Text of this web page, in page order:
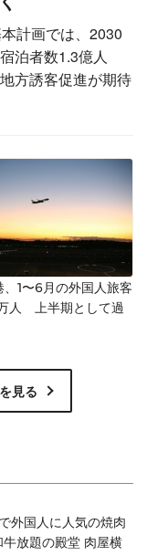
計画では、2030
泊者数1.3億人
方誘客促進が期待
、1〜6月の外国人旅客
人 上半期として過
見る
外国人に人気の焼肉
放題の殿堂 肉屋横